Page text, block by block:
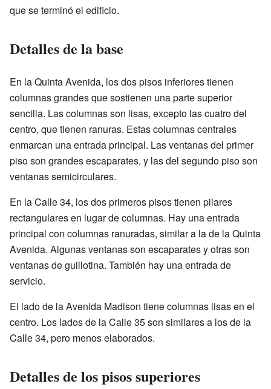
que se terminó el edificio.
Detalles de la base
En la Quinta Avenida, los dos pisos inferiores tienen
columnas grandes que sostienen una parte superior
sencilla. Las columnas son lisas, excepto las cuatro del
centro, que tienen ranuras. Estas columnas centrales
enmarcan una entrada principal. Las ventanas del primer
piso son grandes escaparates, y las del segundo piso son
ventanas semicirculares.
En la Calle 34, los dos primeros pisos tienen pilares
rectangulares en lugar de columnas. Hay una entrada
principal con columnas ranuradas, similar a la de la Quinta
Avenida. Algunas ventanas son escaparates y otras son
ventanas de guillotina. También hay una entrada de
servicio.
El lado de la Avenida Madison tiene columnas lisas en el
centro. Los lados de la Calle 35 son similares a los de la
Calle 34, pero menos elaborados.
Detalles de los pisos superiores